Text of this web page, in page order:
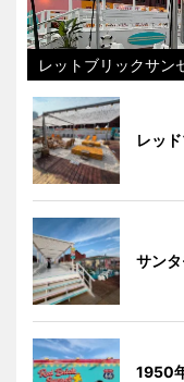
レットブリックサ
レッ
サン
1950